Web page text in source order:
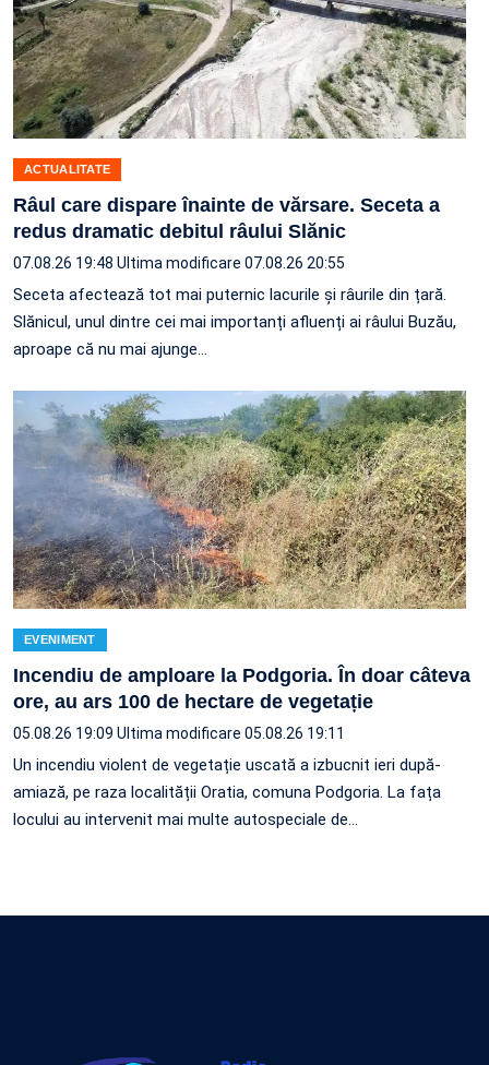
ACTUALITATE
Râul care dispare înainte de vărsare. Seceta a
redus dramatic debitul râului Slănic
07.08.26 19:48 Ultima modificare 07.08.26 20:55
Seceta afectează tot mai puternic lacurile și râurile din țară.
Slănicul, unul dintre cei mai importanți afluenți ai râului Buzău,
aproape că nu mai ajunge…
EVENIMENT
Incendiu de amploare la Podgoria. În doar câteva
ore, au ars 100 de hectare de vegetație
05.08.26 19:09 Ultima modificare 05.08.26 19:11
Un incendiu violent de vegetație uscată a izbucnit ieri după-
amiază, pe raza localității Oratia, comuna Podgoria. La fața
locului au intervenit mai multe autospeciale de…